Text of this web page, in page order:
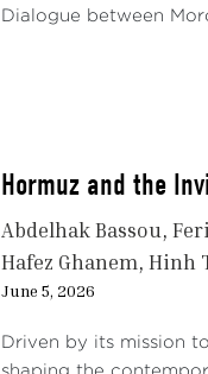
Dialogue between
Hormuz and the
Abdelhak Bassou
Hafez Ghanem Hinh
June 5, 2026
Driven by its mission
shaping the